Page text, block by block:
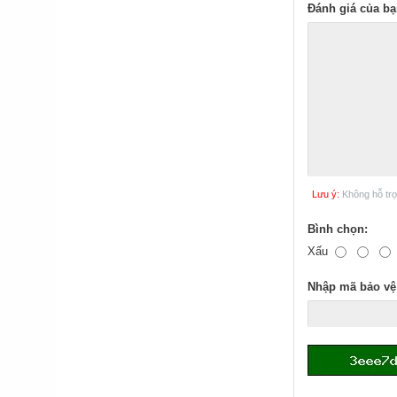
Đánh giá của
Lưu ý: Không hỗ
Bình chọn:
Xấu
Nhập mã bảo